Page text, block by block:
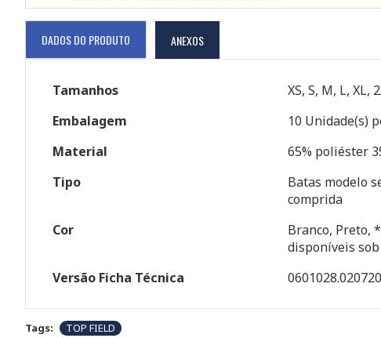
DADOS DO PRODUTO ANEXOS
Tamanhos
XS, S, M, L, XL,
Embalagem
10 Unidade(s)
Material
65% poliéster
Tipo
Batas modelo
comprida
Cor
Branco, Preto,
disponíveis
Versão Ficha Técnica
Tags: TOP FIELD